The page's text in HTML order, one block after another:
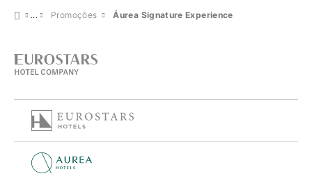
Promoções Áurea Signature Experience